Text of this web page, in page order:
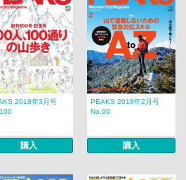
2018年3月号
購入
PEAKS 2018年2月号
No.99
購入